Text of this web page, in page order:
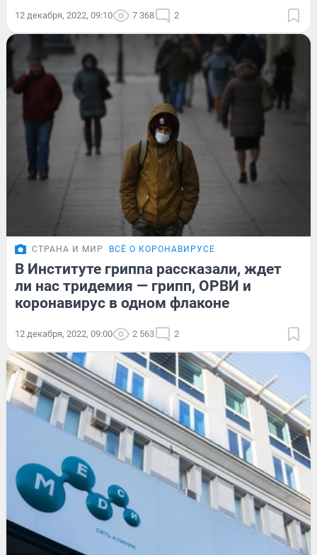
12 декабря, 2022, 09:10 7 368 2
СТРАНА И МИР ВСЁ О КОРОНАВИРУСЕ
В Институте гриппа рассказали, ждет
ли нас тридемия — грипп, ОРВИ и
коронавирус в одном флаконе
12 декабря, 2022, 09:00 2 563 2